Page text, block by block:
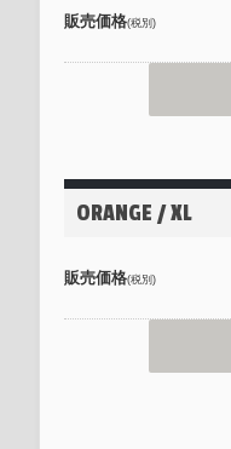
販売価格(税別)
ORANGE / XL
販売価格(税別)